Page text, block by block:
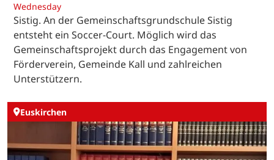
Wednesday
Sistig. An der Gemeinschaftsgrundschule Sistig
entsteht ein Soccer-Court. Möglich wird das
Gemeinschaftsprojekt durch das Engagement von
Förderverein, Gemeinde Kall und zahlreichen
Unterstützern.
Euskirchen